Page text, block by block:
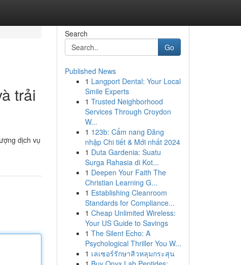
trải
dịch vụ
Search
Go
Published News
1 Langport Dental: Your Local
Smile Experts
1 Trusted Neighborhood
Services Through Croydon
W...
1 123b: Cẩm nang Đăng
nhập Chi tiết & Mới nhất 2024
1 Duta Gardenia: Suatu
Surga Rahasia di Kot...
1 Deepen Your Faith The
Christian Learning G...
1 Establishing Cleanroom
Standards for Compliance...
1 Cheap Unlimited Wireless:
Your US Guide to Savings
1 The Silent Echo: A
Psychological Thriller You W...
1 เลเซอร์รักษาสิวหลุมกระสุน